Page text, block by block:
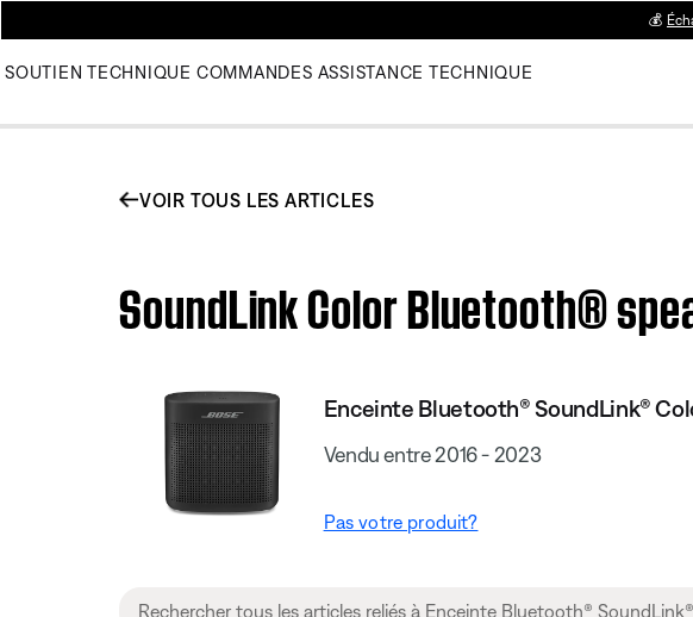
💰
SOUTIEN TECHNIQUE COMMANDES ASSISTANCE TECHNIQUE
VOIR TOUS LES ARTICLES
SoundLink Color Bluetooth®
Enceinte Bluetooth® SoundLink®
Vendu entre 2016 - 2023
Pas votre produit?